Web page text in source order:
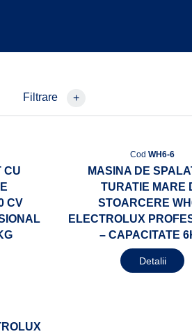
Filtrare +
CU
CV
CodWH6-6
MASINA DE
TURATIE MARE
STOARCERE
ELECTROLUX
– CAPACITATE
Detalii